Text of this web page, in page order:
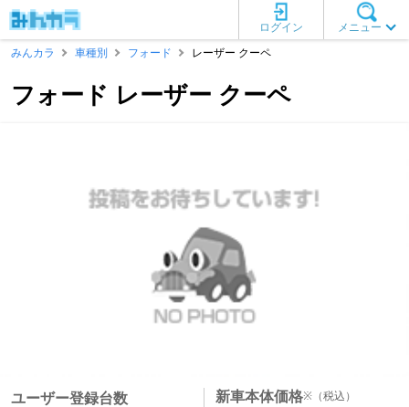
メニュー
ログイン
みんカラ
車種別 フォード レーザー クーペ
フォード レーザー クーペ
ユーザー登録台数 新車本体価格※ （税込）